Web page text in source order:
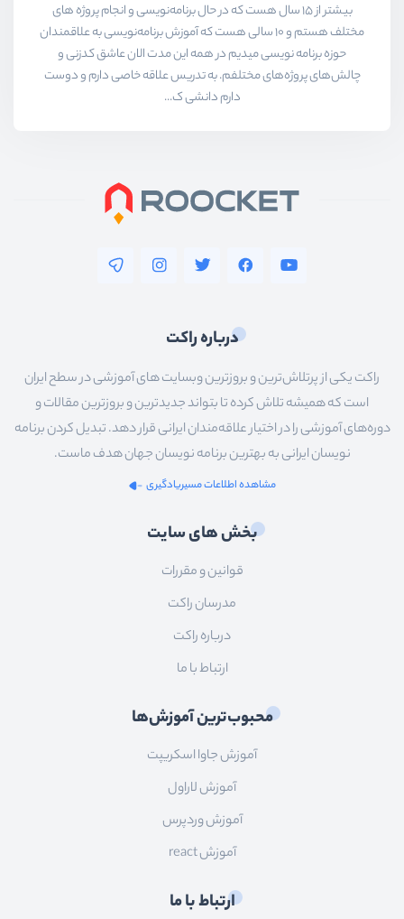
بیشتر از ۱۵ سال هست که در حال برنامه‌نویسی و انجام پروژه های
مختلف هستم و ۱۰ سالی هست که آموزش برنامه‌نویسی به علاقمندان
حوزه برنامه نویسی میدیم در همه این مدت الان عاشق کدزنی و
چالش‌های پروژه‌های مختلفم. به تدریس علاقه خاصی دارم و دوست
دارم دانشی ک...
درباره راکت
راکت یکی از پرتلاش‌ترین و بروزترین وبسایت های آموزشی در سطح ایران
است که همیشه تلاش کرده تا بتواند جدیدترین و بروزترین مقالات و
دوره‌های آموزشی را در اختیار علاقه‌مندان ایرانی قرار دهد. تبدیل کردن برنامه
نویسان ایرانی به بهترین برنامه نویسان جهان هدف ماست.
مشاهده اطلاعات مسیریادگیری
بخش های سایت
قوانین و مقررات
مدرسان راکت
درباره راکت
ارتباط با ما
محبوب‌ترین آموزش‌ها
آموزش جاوا اسکریپت
آموزش لاراول
آموزش وردپرس
آموزش react
ارتباط با ما